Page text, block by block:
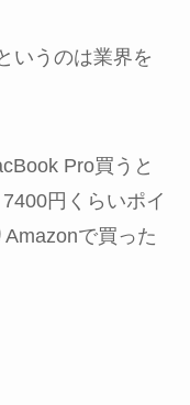
いうのは業界を
Pro買うと
円くらいポイ
で買った